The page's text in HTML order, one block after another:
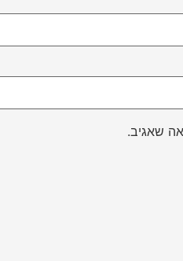
שאגיב.